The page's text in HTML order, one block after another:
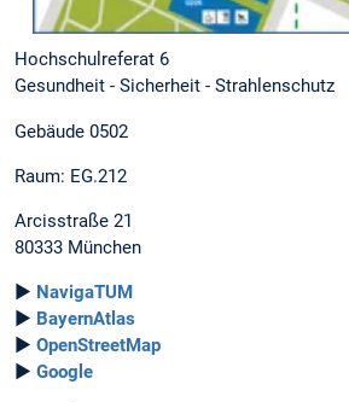
Hochschulreferat 6
Gesundheit - Sicherheit - Strahlenschutz
Gebäude 0502
Raum: EG.212
Arcisstraße 21
80333 München
► NavigaTUM
► BayernAtlas
► OpenStreetMap
► Google